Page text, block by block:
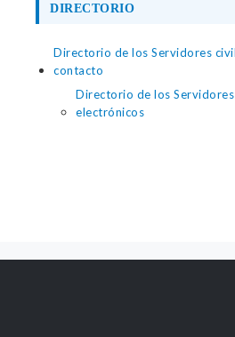
DIRECTORIO
Directorio de los Servidores
contacto
Directorio de los
electrónicos